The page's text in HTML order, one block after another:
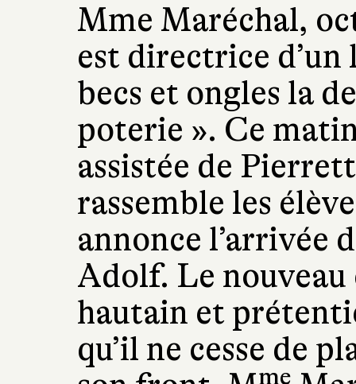
Mme Maréchal,
est directrice
becs et ongles la
poterie ». Ce
assistée de
rassemble les
annonce l’arrivée
Adolf. Le nouveau
hautain et
qu’il ne cesse de
me